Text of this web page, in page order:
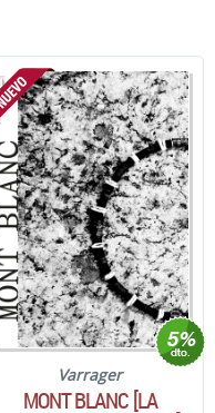
Varrager
MONT BLANC [LA